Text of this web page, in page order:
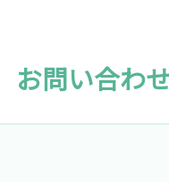
お問い合わ